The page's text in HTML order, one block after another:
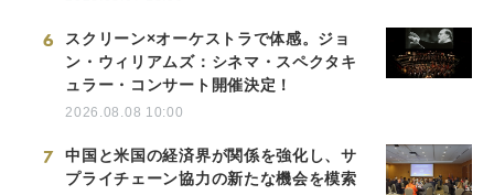
6
スクリーン×オーケストラで体感。ジョ
ン・ウィリアムズ：シネマ・スペクタキ
ュラー・コンサート開催決定！
2026.08.08 10:00
7
中国と米国の経済界が関係を強化し、サ
プライチェーン協力の新たな機会を模索